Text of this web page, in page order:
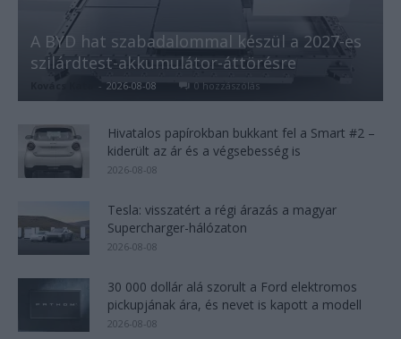
A BYD hat szabadalommal készül a 2027-es
szilárdtest-akkumulátor-áttörésre
- 2026-08-08 0 hozzászólás
Hivatalos papírokban bukkant fel a Smart #2 –
kiderült az ár és a végsebesség is
2026-08-08
Tesla: visszatért a régi árazás a magyar
Supercharger-hálózaton
2026-08-08
30 000 dollár alá szorult a Ford elektromos
pickupjának ára, és nevet is kapott a modell
2026-08-08